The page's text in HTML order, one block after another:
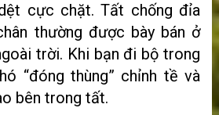
cực chặt. Tất chống đỉa
thường được bày bán ở
trời. Khi bạn đi bộ trong
“đóng thùng” chỉnh tề và
bên trong tất.